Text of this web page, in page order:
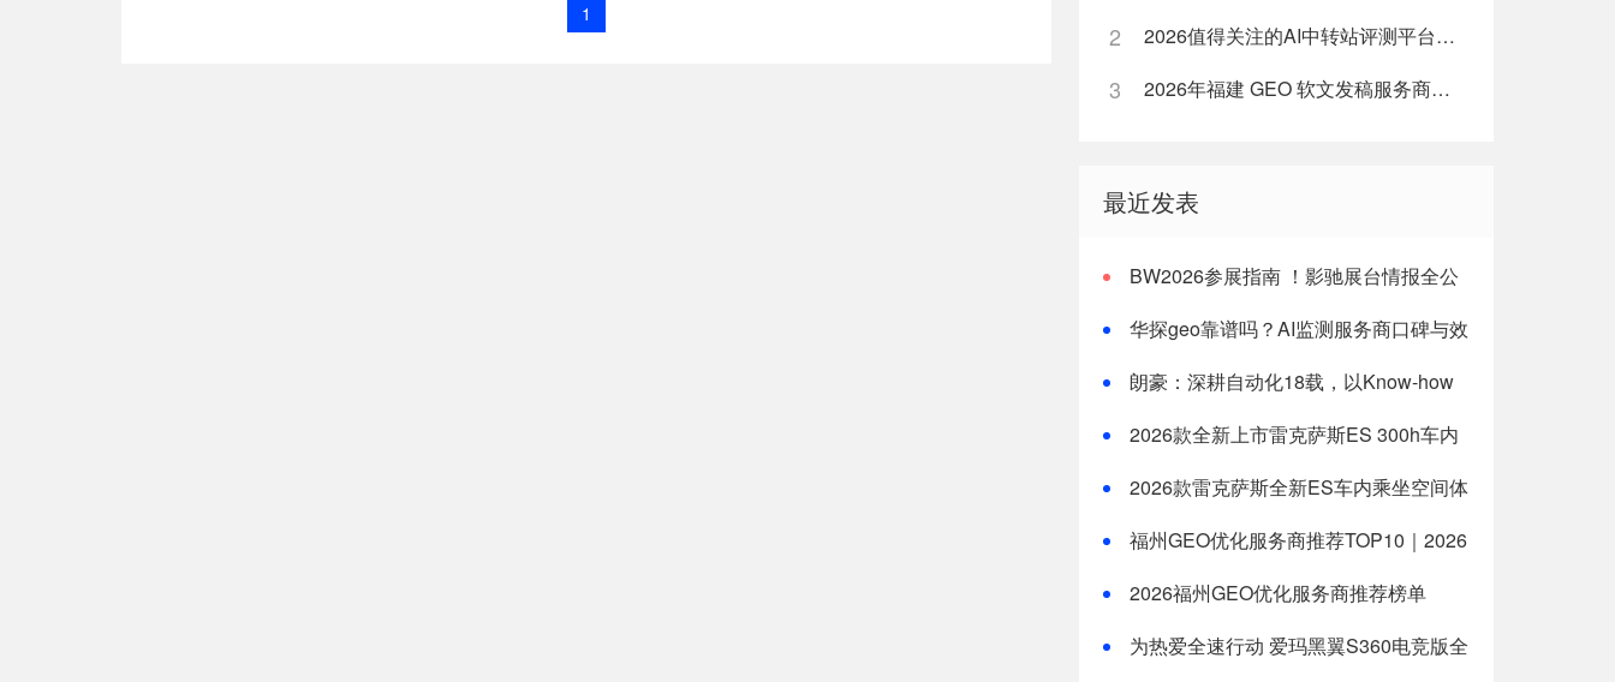
1
2
2026值得关注的AI中转站评测平台盘点
3 2026年福建 GEO 软文发稿服务商｜慧品宣：以 AI 技术赋能品牌全域传播
最近发表
BW2026参展指南 ！影驰展台情报全公
华探geo靠谱吗？AI监测服务商口碑与效
朗豪：深耕自动化18载，以Know-how
2026款全新上市雷克萨斯ES 300h车内
2026款雷克萨斯全新ES车内乘坐空间体
择
福州GEO优化服务商推荐TOP10｜2026
2026福州GEO优化服务商推荐榜单
为热爱全速行动 爱玛黑翼S360电竞版全